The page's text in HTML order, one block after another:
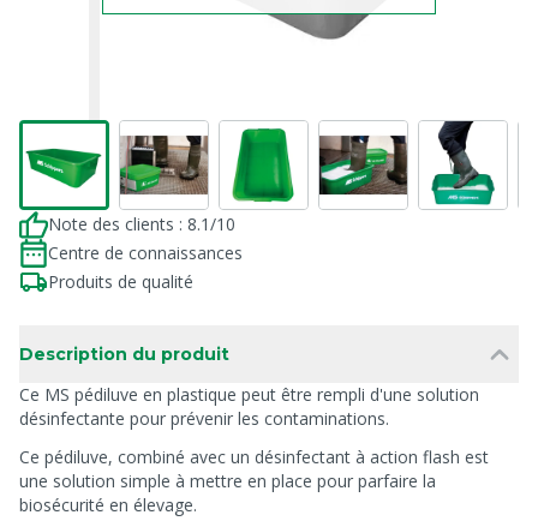
Note des clients : 8.1/10
Centre de connaissances
Produits de qualité
Description du produit
Ce MS pédiluve en plastique peut être rempli d'une solution
désinfectante pour prévenir les contaminations.
Ce pédiluve, combiné avec un désinfectant à action flash est
une solution simple à mettre en place pour parfaire la
biosécurité en élevage.